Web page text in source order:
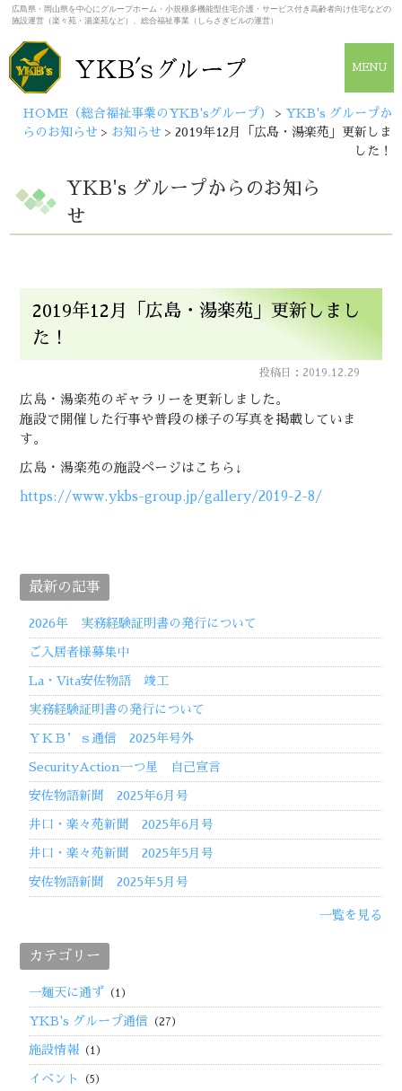
広島県・岡山県を中心にグループホーム・小規模多機能型住宅介護・サービス付き高齢者向け住宅などの
施設運営（楽々苑・湯楽苑など）、総合福祉事業（しらさぎビルの運営）
MENU
HOME（総合福祉事業のYKB'sグループ） > YKB's グループか
らのお知らせ > お知らせ > 2019年12月「広島・湯楽苑」更新しま
した！
YKB's グループからのお知ら
せ
2019年12月「広島・湯楽苑」更新しまし
た！
投稿日：2019.12.29
広島・湯楽苑のギャラリーを更新しました。
施設で開催した行事や普段の様子の写真を掲載していま
す。
広島・湯楽苑の施設ページはこちら↓
https://www.ykbs-group.jp/gallery/2019-2-8/
最新の記事
2026年 実務経験証明書の発行について
ご入居者様募集中
La・Vita安佐物語 竣工
実務経験証明書の発行について
ＹＫＢ’ｓ通信 2025年号外
SecurityAction一つ星 自己宣言
安佐物語新聞 2025年6月号
井口・楽々苑新聞 2025年6月号
井口・楽々苑新聞 2025年5月号
安佐物語新聞 2025年5月号
一覧を見る
カテゴリー
一麺天に通ず （1）
YKB's グループ通信 （27）
施設情報（1）
イベント （5）